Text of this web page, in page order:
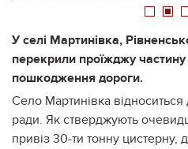
1 2
У селі Мартинівка,
перекрили проїжджу
пошкодження дороги.
Село Мартинівка відноситься
ради. Як стверджують
привіз 30-ти тонну цистерну,